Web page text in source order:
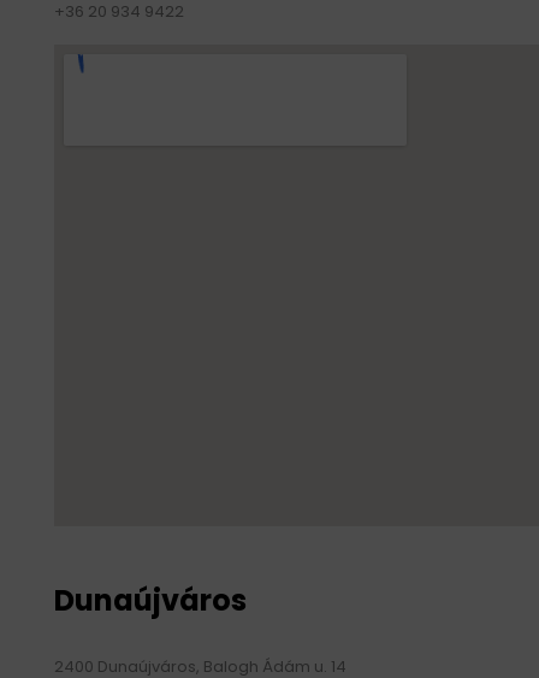
+36 20 934 9422
Dunaújváros
2400 Dunaújváros, Balogh Ádám u. 14